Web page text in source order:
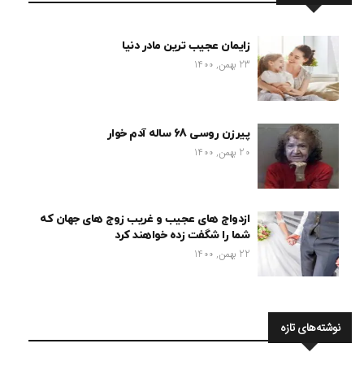
زایمان عجیب ترین مادر دنیا
23 بهمن, 1400
پیرزن روسی 68 ساله آدم خوار
20 بهمن, 1400
ازدواج های عجیب و غریب زوج های جهان که
شما را شگفت زده خواهند کرد
22 بهمن, 1400
نوشته‌های تازه